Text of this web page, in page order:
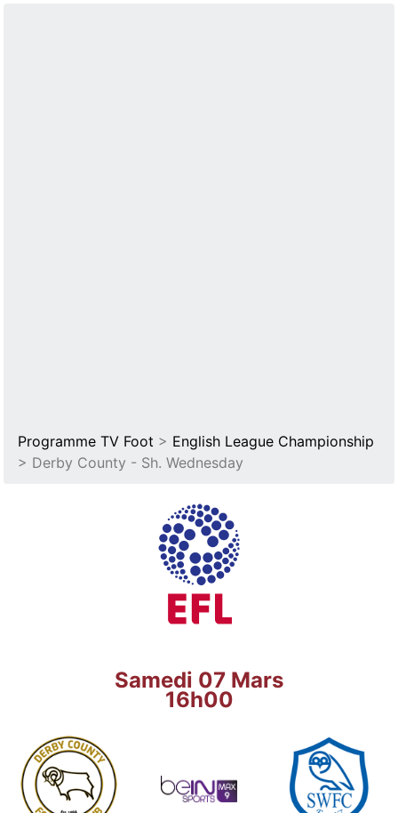
Programme TV Foot > English League Championship
> Derby County - Sh. Wednesday
Samedi 07 Mars
16h00